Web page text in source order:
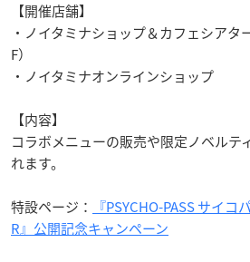
【開催店舗】
・ノイタミナショップ＆カフェシアタ
F）
・ノイタミナオンラインショップ
【内容】
コラボメニューの販売や限定ノベルテ
れます。
特設ページ：
『PSYCHO-PASS サイコ
R』公開記念キャンペーン